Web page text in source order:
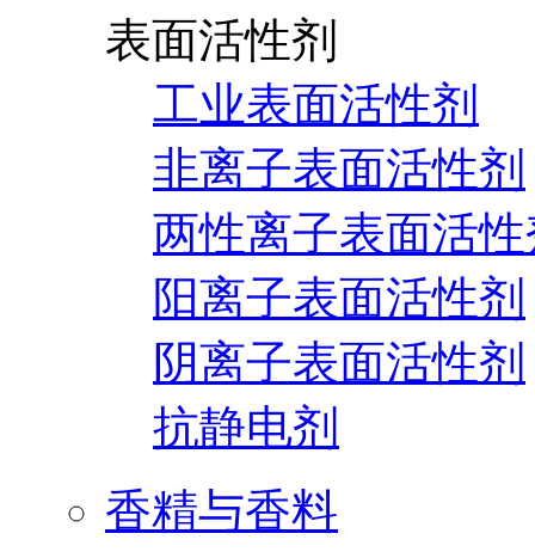
表面活性剂
工业表面活性剂
非离子表面活性剂
两性离子表面活
阳离子表面活性剂
阴离子表面活性剂
抗静电剂
香精与香料